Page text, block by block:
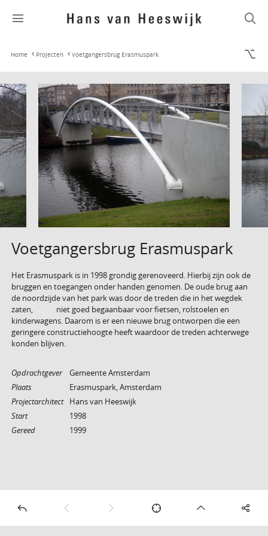
Home Projecten Voetgangersbrug Erasmuspark
Voetgangersbrug Erasmuspark
Het Erasmuspark is in 1998 grondig gerenoveerd. Hierbij zijn ook de
bruggen en toegangen onder handen genomen. De oude brug aan
de noordzijde van het park was door de treden die in het wegdek
zaten, niet goed begaanbaar voor fietsen, rolstoelen en
kinderwagens. Daarom is er een nieuwe brug ontworpen die een
geringere constructiehoogte heeft waardoor de treden achterwege
konden blijven.
Opdrachtgever
Gemeente Amsterdam
Plaats
Erasmuspark, Amsterdam
Projectarchitect
Hans van Heeswijk
Start
1998
Gereed
1999